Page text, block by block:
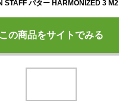
この商品をサイトでみる